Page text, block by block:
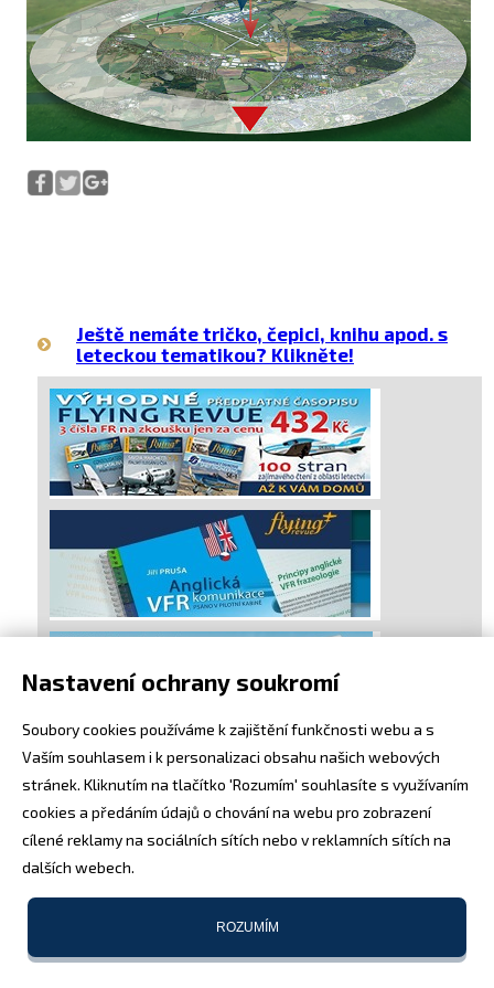
Ještě nemáte tričko, čepici, knihu apod. s
leteckou tematikou? Klikněte!
Nastavení ochrany soukromí
Soubory cookies používáme k zajištění funkčnosti webu a s
Vaším souhlasem i k personalizaci obsahu našich webových
stránek. Kliknutím na tlačítko 'Rozumím' souhlasíte s využívaním
cookies a předáním údajů o chování na webu pro zobrazení
cílené reklamy na sociálních sítích nebo v reklamních sítích na
dalších webech.
ROZUMÍM